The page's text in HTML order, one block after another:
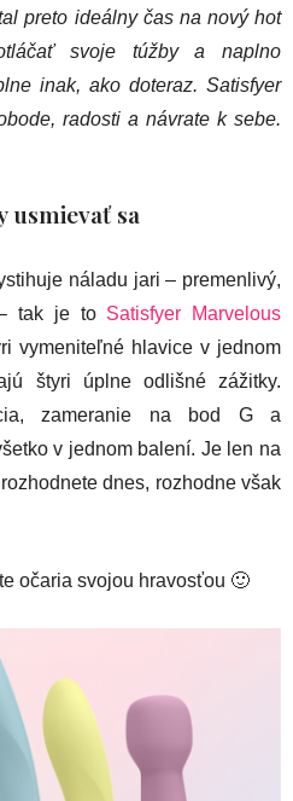
preto ideálny čas na nový hot
svoje túžby a naplno
inak, ako doteraz. Satisfyer
radosti a návrate k sebe.
usmievať sa
náladu jari – premenlivý,
tak je to Satisfyer Marvelous
vymeniteľné hlavice v jednom
štyri úplne odlišné zážitky.
zameranie na bod G a
v jednom balení. Je len na
dnes, rozhodne však
očaria svojou hravosťou 🙂